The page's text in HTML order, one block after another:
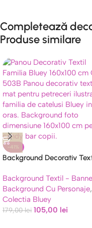
Completează
Produse similare
-41%
Background Decorativ
503B
Background Textil -
Background Cu Personaje,
Colectia Bluey
179,00lei 105,00 lei